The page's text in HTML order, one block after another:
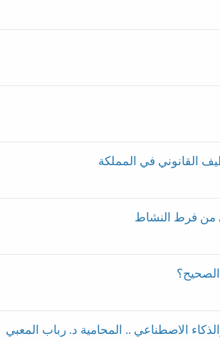
القانوني في المملكة
الاصطناعي .. ‏المحامية د. رباب المعبي